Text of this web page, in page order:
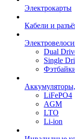
Электрокарты
Кабели и
Dual
Single
LiFePO4
AGM
LTO
Li-ion